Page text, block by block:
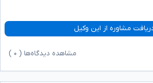
مشاوره از این وکیل
مشاهده دیدگاه‌ها ( ۰